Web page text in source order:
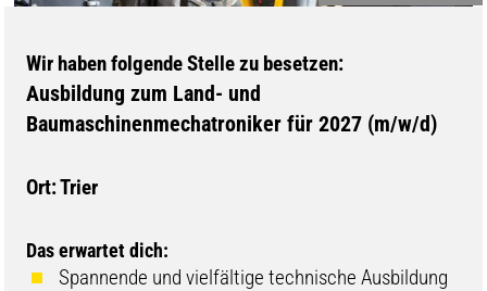
Wir haben folgende Stelle zu besetzen:
Ausbildung zum Land- und
Baumaschinenmechatroniker für 2027 (m/w/d)
Ort: Trier
Das erwartet dich:
Spannende und vielfältige technische Ausbildung